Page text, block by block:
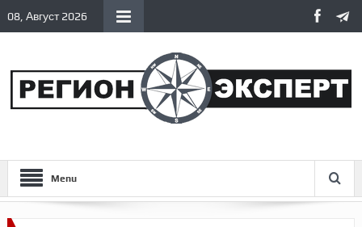
08, Август 2026
Menu